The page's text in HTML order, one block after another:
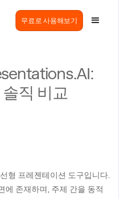
무료로 사용해보기
직 비교
형 프레젠테이션 도구입니다.
에 존재하며, 주제 간을 동적